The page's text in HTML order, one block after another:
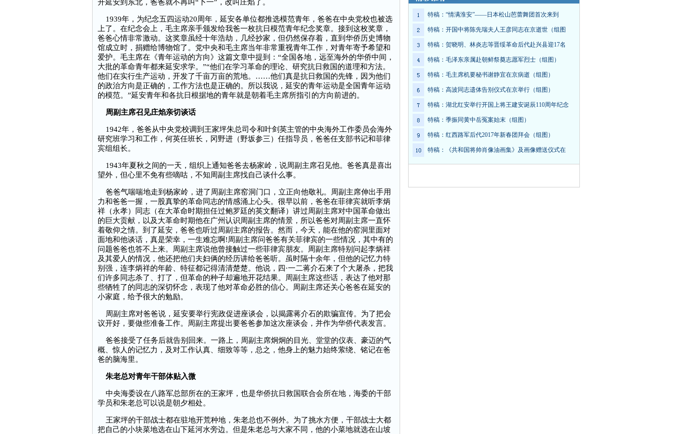
开延安到东北，爸爸就不再叫“卜一”，改叫庄焰了。
1939年，为纪念五四运动20周年，延安各单位都推选模范青年，爸爸在中央党校也被选
上了。在纪念会上，毛主席亲手颁发给我爸一枚抗日模范青年纪念奖章。接到这枚奖章，
爸爸心情非常激动。这奖章虽经十年浩劫，几经抄家，但仍然保存着，直到华侨历史博物
馆成立时，捐赠给博物馆了。党中央和毛主席当年非常重视青年工作，对青年寄予希望和
爱护。毛主席在《青年运动的方向》这篇文章中提到：“全国各地，远至海外的华侨中间，
大批的革命青年都来延安求学。”“他们在学习革命的理论、研究抗日救国的道理和方法。
他们在实行生产运动，开发了千亩万亩的荒地。……他们真是抗日救国的先锋，因为他们
的政治方向是正确的，工作方法也是正确的。所以我说，延安的青年运动是全国青年运动
的模范。”延安青年和各抗日根据地的青年就是朝着毛主席所指引的方向前进的。
周副主席召见庄焰亲切谈话
1942年，爸爸从中央党校调到王家坪朱总司令和叶剑英主管的中央海外工作委员会海外
研究班学习和工作，何英任班长，冈野进（野坂参三）任指导员，爸爸任支部书记和菲律
宾组组长。
1943年夏秋之间的一天，组织上通知爸爸去杨家岭，说周副主席召见他。爸爸真是喜出
望外，但心里不免有些嘀咕，不知周副主席找自己谈什么事。
爸爸气喘喘地走到杨家岭，进了周副主席窑洞门口，立正向他敬礼。周副主席伸出手用
力和爸爸一握，一股真挚的革命同志的情感涌上心头。很早以前，爸爸在菲律宾就听李炳
祥（永孝）同志（在大革命时期担任过鲍罗廷的英文翻译）讲过周副主席对中国革命做出
的巨大贡献，以及大革命时期他在广州认识周副主席的情景，所以爸爸对周副主席一直怀
着敬仰之情。到了延安，爸爸也听过周副主席的报告。然而，今天，能在他的窑洞里面对
面地和他谈话，真是荣幸，一生难忘啊!周副主席问爸爸有关菲律宾的一些情况，其中有的
问题爸爸也答不上来。周副主席说他曾接触过一些菲律宾朋友。周副主席特别问起李炳祥
及其爱人的情况，他还把他们夫妇俩的经历讲给爸爸听。虽时隔十余年，但他的记忆力特
别强，连李炳祥的年龄、特征都记得清清楚楚。他说，四·一二蒋介石来了个大屠杀，把我
们许多同志杀了、打了，但革命的种子却遍地开花结果。周副主席这些话，表达了他对那
些牺牲了的同志的深切怀念，表现了他对革命必胜的信心。周副主席还关心爸爸在延安的
小家庭，给予很大的勉励。
周副主席对爸爸说，延安要举行宪政促进座谈会，以揭露蒋介石的欺骗宣传。为了把会
议开好，要做些准备工作。周副主席提出要爸爸参加这次座谈会，并作为华侨代表发言。
爸爸接受了任务后就告别回来。一路上，周副主席炯炯的目光、堂堂的仪表、豪迈的气
概、惊人的记忆力，及对工作认真、细致等等，总之，他身上的魅力始终萦绕、铭记在爸
爸的脑海里。
朱老总对青年干部体贴入微
中央海委设在八路军总部所在的王家坪，也是华侨抗日救国联合会所在地，海委的干部
学员和朱老总可以说是朝夕相处。
王家坪的干部战士都在驻地开荒种地，朱老总也不例外。为了挑水方便，干部战士大都
把自己的小块菜地选在山下延河水旁边。但是朱老总与大家不同，他的小菜地就选在山坡
特稿：“情满淮安”——日本松山芭蕾舞团首次来到
特稿：开国中将陈先瑞夫人王彦同志在京逝世（组图
特稿：贺晓明、林炎志等晋绥革命后代赴兴县迎17名
特稿：毛泽东亲属赴朝鲜祭奠志愿军烈士（组图）
特稿：毛主席机要秘书谢静宜在京病逝（组图）
特稿：高波同志遗体告别仪式在京举行（组图）
特稿：湖北红安举行开国上将王建安诞辰110周年纪念
特稿：季振同黄中岳冤案始末（组图）
特稿：红西路军后代2017年新春团拜会（组图）
特稿：《共和国将帅肖像油画集》及画像赠送仪式在